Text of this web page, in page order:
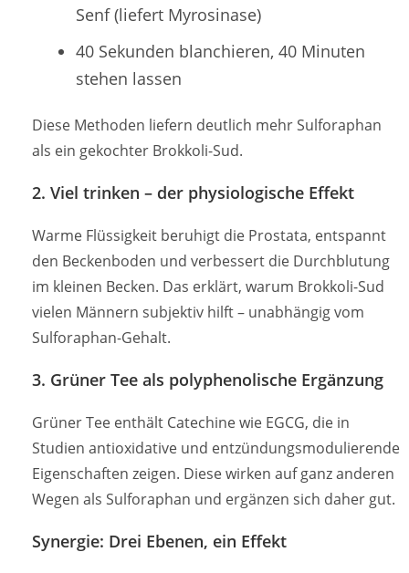
Senf (liefert Myrosinase)
40 Sekunden blanchieren, 40 Minuten
stehen lassen
Diese Methoden liefern deutlich mehr Sulforaphan
als ein gekochter Brokkoli-Sud.
2. Viel trinken – der physiologische Effekt
Warme Flüssigkeit beruhigt die Prostata, entspannt
den Beckenboden und verbessert die Durchblutung
im kleinen Becken. Das erklärt, warum Brokkoli-Sud
vielen Männern subjektiv hilft – unabhängig vom
Sulforaphan-Gehalt.
3. Grüner Tee als polyphenolische Ergänzung
Grüner Tee enthält Catechine wie EGCG, die in
Studien antioxidative und entzündungsmodulierende
Eigenschaften zeigen. Diese wirken auf ganz anderen
Wegen als Sulforaphan und ergänzen sich daher gut.
Synergie: Drei Ebenen, ein Effekt